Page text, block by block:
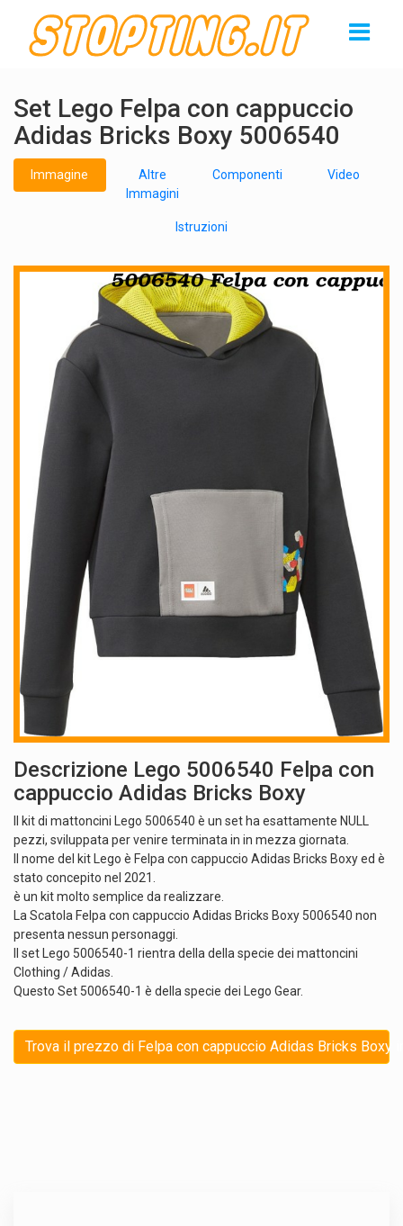
Set Lego Felpa con cappuccio
Adidas Bricks Boxy 5006540
Immagine
Altre
Immagini
Componenti Video
Istruzioni
Descrizione Lego 5006540 Felpa con
cappuccio Adidas Bricks Boxy
Il kit di mattoncini Lego 5006540 è un set ha esattamente NULL
pezzi, sviluppata per venire terminata in in mezza giornata.
Il nome del kit Lego è Felpa con cappuccio Adidas Bricks Boxy ed è
stato concepito nel 2021.
è un kit molto semplice da realizzare.
La Scatola Felpa con cappuccio Adidas Bricks Boxy 5006540 non
presenta nessun personaggi.
Il set Lego 5006540-1 rientra della della specie dei mattoncini
Clothing / Adidas.
Questo Set 5006540-1 è della specie dei Lego Gear.
Trova il prezzo di Felpa con cappuccio Adidas Bricks Boxy